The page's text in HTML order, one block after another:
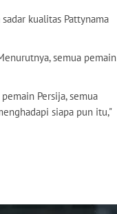
kualitas Pattynama
semua pemain
Persija, semua
siapa pun itu,"